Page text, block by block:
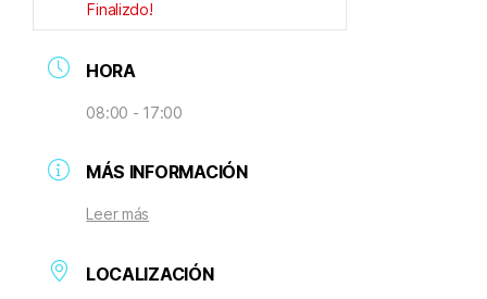
Finalizdo!
HORA
08:00 - 17:00
MÁS INFORMACIÓN
Leer más
LOCALIZACIÓN